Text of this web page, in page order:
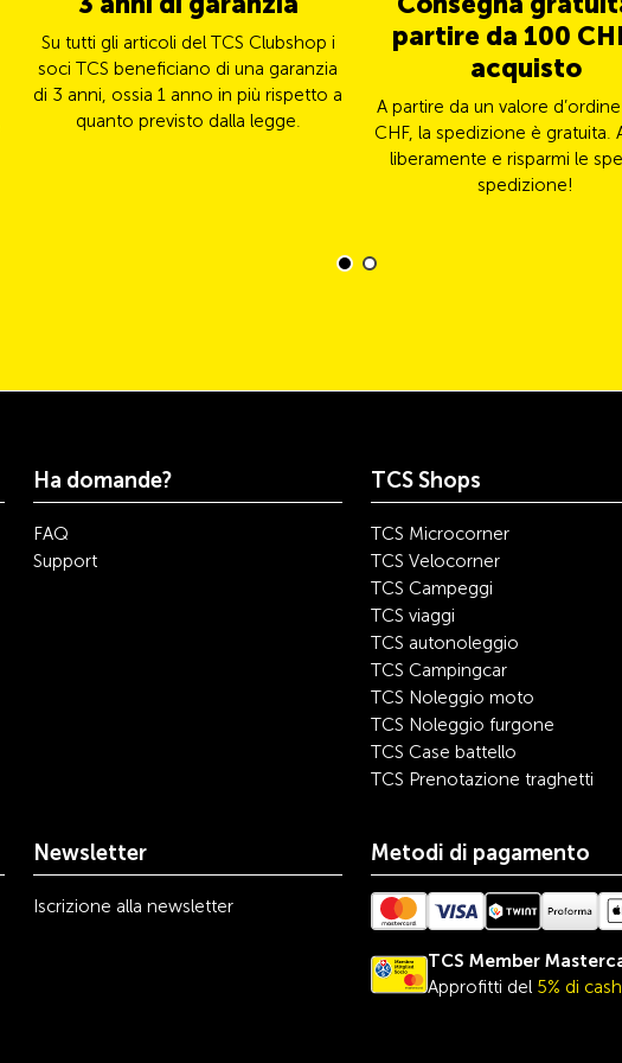
Su tutti gli articoli del TCS Clubshop i
soci TCS beneficiano di una garanzia
di 3 anni, ossia 1 anno in più rispetto a
quanto previsto dalla legge.
partire da 100
acquisto
A partire da un valore
CHF, la spedizione è gratuita.
liberamente e risparmi le
spedizione!
Ha domande?
FAQ
Support
TCS Shops
TCS Microcorner
TCS Velocorner
TCS Campeggi
TCS viaggi
TCS autonoleggio
TCS Campingcar
TCS Noleggio moto
TCS Noleggio furgone
TCS Case battello
TCS Prenotazione traghetti
Newsletter
Iscrizione alla newsletter
Metodi di pagamento
TCS Member
Approfitti del 5% di